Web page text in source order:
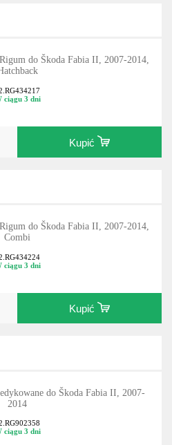
do Škoda Fabia II, 2007-2014,
ciągu 3 dni
Kupić
do Škoda Fabia II, 2007-2014,
Combi
ciągu 3 dni
Kupić
do Škoda Fabia II, 2007-
2014
ciągu 3 dni